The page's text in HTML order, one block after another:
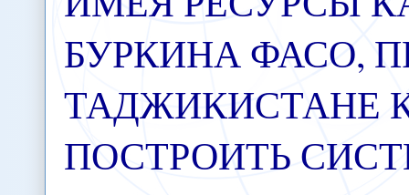
БУРКИНА ФАСО,
ТАДЖИКИСТАНЕ
ПОСТРОИТЬ